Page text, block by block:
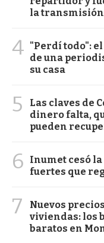
la transmisión
4 "Perdí todo":
de una
su casa
5
Las claves de
dinero falta,
pueden
6
Inumet cesó
fuertes que
7
Nuevos
viviendas: los
baratos en